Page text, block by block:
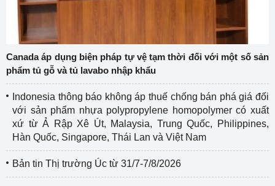
Canada áp dụng biện pháp tự vệ tạm thời đối với một số sản
phẩm tủ gỗ và tủ lavabo nhập khẩu
Indonesia thông báo không áp thuế chống bán phá giá đối
với sản phẩm nhựa polypropylene homopolymer có xuất
xứ từ Ả Rập Xê Út, Malaysia, Trung Quốc, Philippines,
Hàn Quốc, Singapore, Thái Lan và Việt Nam
Bản tin Thị trường Úc từ 31/7-7/8/2026